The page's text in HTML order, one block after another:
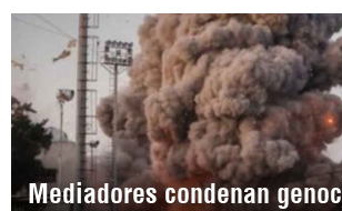
Mediadores condenan